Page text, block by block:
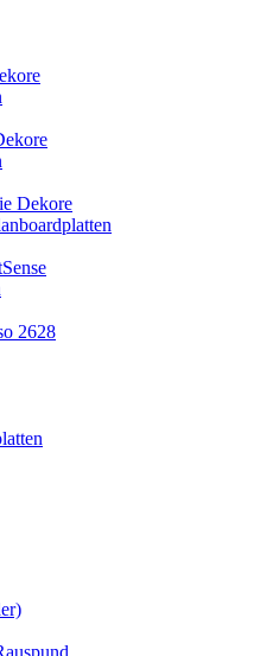
Dekore
2628